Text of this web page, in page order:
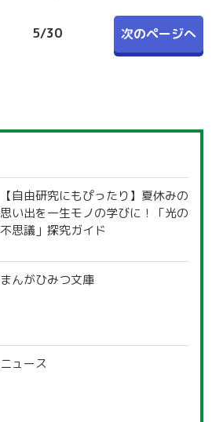
次のページへ
5/30
【自由研究にもぴったり】夏休みの
思い出を一生モノの学びに！「光の
不思議」探究ガイド
まんがひみつ文庫
ニュース